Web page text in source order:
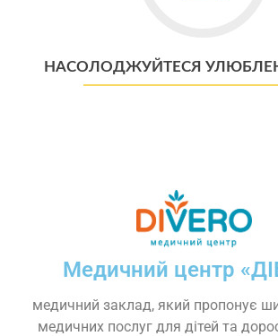
НАСОЛОДЖУЙТЕСЯ
Медичний центр
медичний заклад, який пропонує
медичних послуг для дітей та